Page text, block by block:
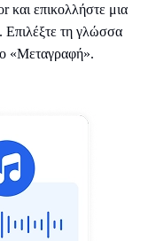
και επικολλήστε μια
Επιλέξτε τη γλώσσα
«Μεταγραφή».